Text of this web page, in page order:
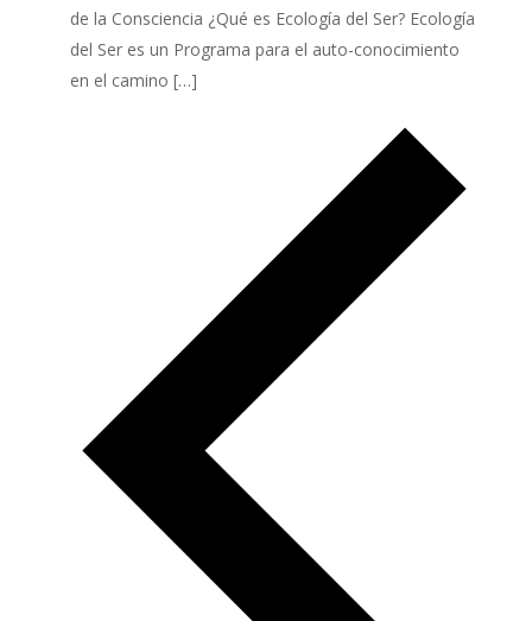
de la Consciencia ¿Qué es Ecología del Ser? Ecología
del Ser es un Programa para el auto-conocimiento
en el camino […]